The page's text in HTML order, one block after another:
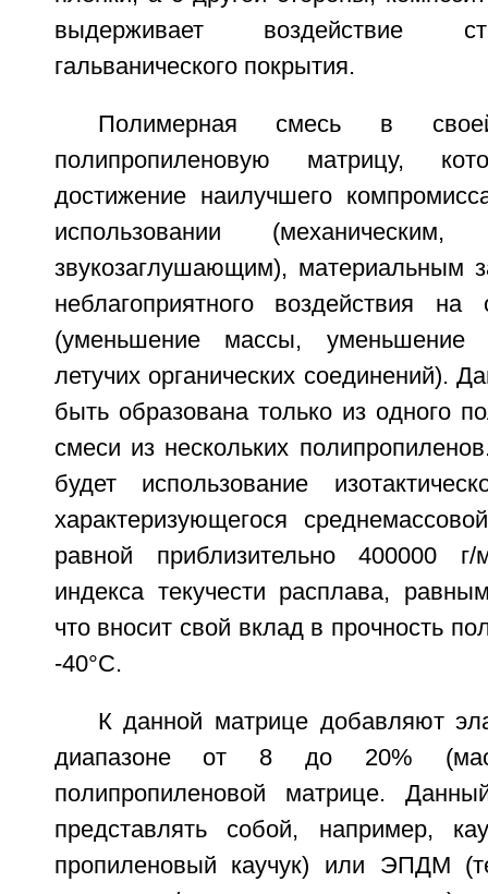
выдерживает воздействие
гальванического покрытия.
Полимерная смесь в
полипропиленовую матрицу,
достижение наилучшего
использовании
звукозаглушающим), материальным
неблагоприятного воздействия
(уменьшение массы, уменьшение
летучих органических соединений).
быть образована только из одного
смеси из нескольких
будет использование
характеризующегося
равной приблизительно 400000
индекса текучести расплава,
что вносит свой вклад в прочность
-40°С.
К данной матрице добавляют
диапазоне от 8 до 20%
полипропиленовой матрице.
представлять собой, например,
пропиленовый каучук) или ЭПДМ